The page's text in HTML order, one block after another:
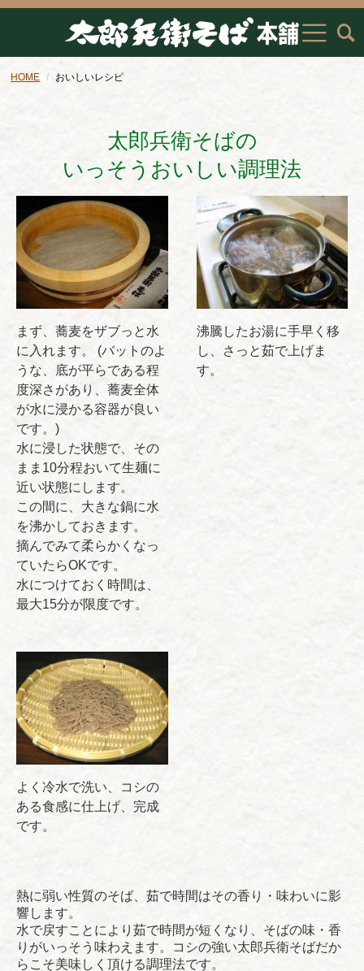
HOME おいしいレシピ
太郎兵衛そばの
いっそうおいしい調理法
まず、蕎麦をザブっと水
に入れます。 (バットのよ
うな、底が平らである程
度深さがあり、蕎麦全体
が水に浸かる容器が良い
です。)
水に浸した状態で、その
まま10分程おいて生麺に
近い状態にします。
この間に、大きな鍋に水
を沸かしておきます。
摘んでみて柔らかくなっ
ていたらOKです。
水につけておく時間は、
最大15分が限度です。
沸騰したお湯に手早く移
し、さっと茹で上げま
す。
よく冷水で洗い、コシの
ある食感に仕上げ、完成
です。
熱に弱い性質のそば、茹で時間はその香り・味わいに影
響します。
水で戻すことにより茹で時間が短くなり、そばの味・香
りがいっそう味わえます。コシの強い太郎兵衛そばだか
らこそ美味しく頂ける調理法です。